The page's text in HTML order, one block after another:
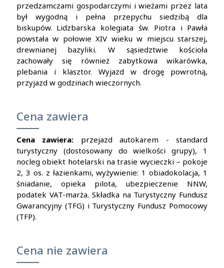
przedzamczami gospodarczymi i wieżami przez lata
był wygodną i pełna przepychu siedzibą dla
biskupów. Lidzbarska kolegiata św. Piotra i Pawła
powstała w połowie XIV wieku w miejscu starszej,
drewnianej bazyliki. W sąsiedztwie kościoła
zachowały się również zabytkowa wikarówka,
plebania i klasztor. Wyjazd w drogę powrotną,
przyjazd w godzinach wieczornych.
Cena zawiera
Cena zawiera: przejazd autokarem - standard
turystyczny (dostosowany do wielkości grupy), 1
nocleg obiekt hotelarski na trasie wycieczki – pokoje
2, 3 os. z łazienkami, wyżywienie: 1 obiadokolacja, 1
śniadanie, opieka pilota, ubezpieczenie NNW,
podatek VAT-marża. Składka na Turystyczny Fundusz
Gwarancyjny (TFG) i Turystyczny Fundusz Pomocowy
(TFP).
Cena nie zawiera